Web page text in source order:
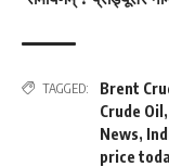
TAGGED: Brent
Crude Oil ,
News,
price